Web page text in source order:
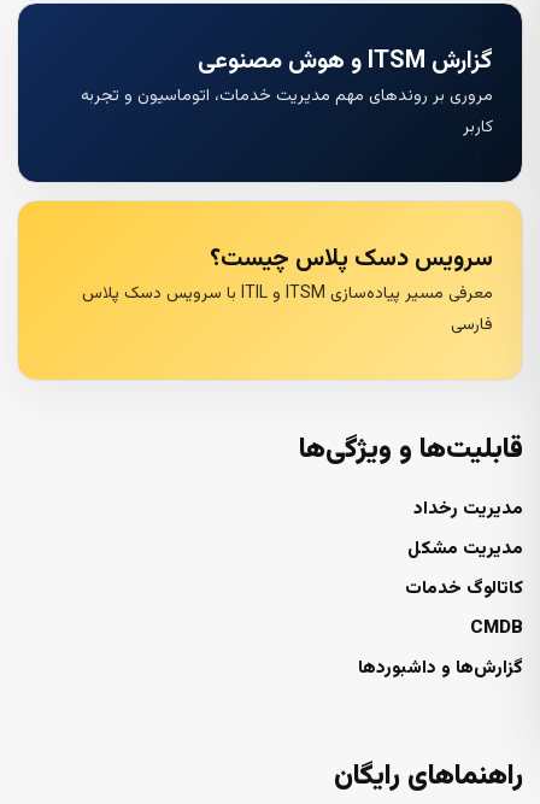
گزارش ITSM و هوش مصنوعی
مروری بر روندهای مهم مدیریت خدمات، اتوماسیون و تجربه
کاربر
سرویس دسک پلاس چیست؟
معرفی مسیر پیاده‌سازی ITSM و ITIL با سرویس دسک پلاس
فارسی
قابلیت‌ها و ویژگی‌ها
مدیریت رخداد
مدیریت مشکل
کاتالوگ خدمات
CMDB
گزارش‌ها و داشبوردها
راهنماهای رایگان